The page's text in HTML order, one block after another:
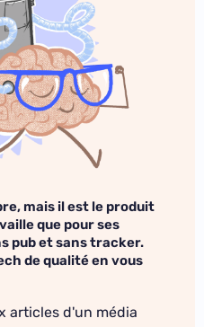
mais il est le produit
que pour ses
pub et sans tracker.
de qualité en vous
articles d'un média